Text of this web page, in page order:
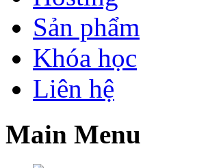
Sản phẩm
Khóa học
Liên hệ
Main Menu